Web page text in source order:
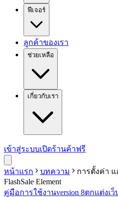
ฟีเจอร์
ลูกค้าของเรา
ช่วยเหลือ
เกี่ยวกับเรา
เข้าสู่ระบบเปิดร้านค้าฟรี
หน้าแรก บทความ
การตั้งค่า แ
FlashSale Element
คู่มือการใช้งานversion 8ตกแต่งเว็